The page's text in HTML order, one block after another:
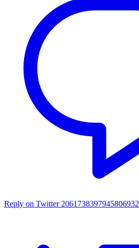
Reply on Twitter 2061738397945806932